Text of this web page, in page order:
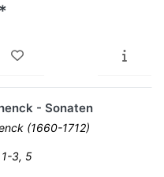
- Sonaten
(1660-1712)
3, 5